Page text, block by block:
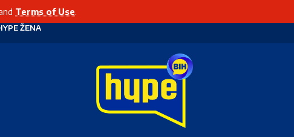
Terms of Use.
ŽENA